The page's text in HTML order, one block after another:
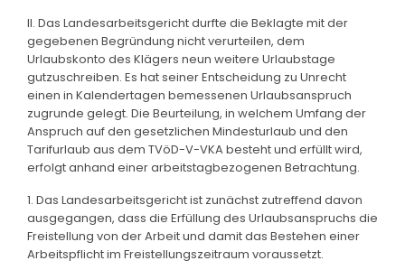
II. Das Landesarbeitsgericht durfte die Beklagte mit der
gegebenen Begründung nicht verurteilen, dem
Urlaubskonto des Klägers neun weitere Urlaubstage
gutzuschreiben. Es hat seiner Entscheidung zu Unrecht
einen in Kalendertagen bemessenen Urlaubsanspruch
zugrunde gelegt. Die Beurteilung, in welchem Umfang der
Anspruch auf den gesetzlichen Mindesturlaub und den
Tarifurlaub aus dem TVöD-V-VKA besteht und erfüllt wird,
erfolgt anhand einer arbeitstagbezogenen Betrachtung.
1. Das Landesarbeitsgericht ist zunächst zutreffend davon
ausgegangen, dass die Erfüllung des Urlaubsanspruchs die
Freistellung von der Arbeit und damit das Bestehen einer
Arbeitspflicht im Freistellungszeitraum voraussetzt.